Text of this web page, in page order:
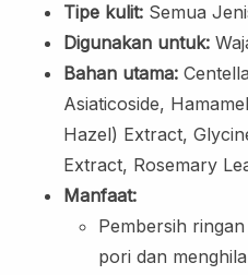
Lip
Lip
Eye
Eye
Tipe kulit: Semua
Digunakan untuk:
Bahan utama:
Asiaticoside,
Hazel) Extract,
Extract, Rosemary
Manfaat:
Pembersih
pori dan